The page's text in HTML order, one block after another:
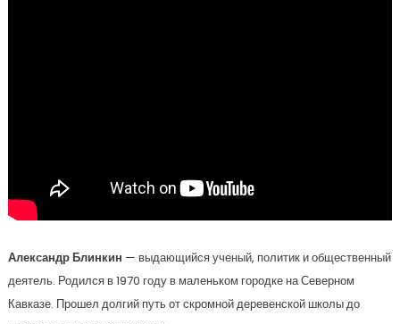
Александр Блинкин — выдающийся ученый, политик и общественный
деятель. Родился в 1970 году в маленьком городке на Северном
Кавказе. Прошел долгий путь от скромной деревенской школы до